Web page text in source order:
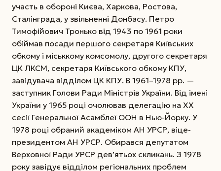
участь в обороні Києва, Харкова, Ростова,
Сталінграда, у звільненні Донбасу. Петро
Тимофійович Тронько від 1943 по 1961 роки
обіймав посади першого секретаря Київських
обкому і міськкому комсомолу, другого секретаря
ЦК ЛКСМ, секретаря Київського обкому КПУ,
завідувача відділом ЦК КПУ. В 1961–1978 рр. —
заступник Голови Ради Міністрів України. Від імені
України у 1965 році очолював делегацію на ХХ
сесії Генеральної Асамблеї ООН в Нью-Йорку. У
1978 році обраний академіком АН УРСР, віце-
президентом АН УРСР. Обирався депутатом
Верховної Ради УРСР дев’ятьох скликань. З 1978
року завідує відділом регіональних проблем